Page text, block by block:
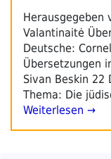
Herausgegeben
Valantinaitė
Deutsche:
Übersetzungen
Sivan Beskin 22
Thema: Die
Weiterlesen →